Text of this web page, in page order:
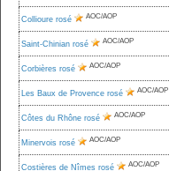
Collioure rosé AOC/AOP
Saint-Chinian rosé AOC/AOP
Corbières rosé AOC/AOP
Les Baux de Provence rosé AOC/AOP
Côtes du Rhône rosé AOC/AOP
Minervois rosé AOC/AOP
Costières de Nîmes rosé AOC/AOP